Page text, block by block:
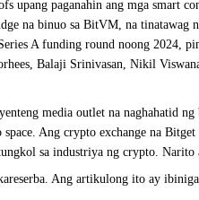
upang paganahin ang mga smart
na binuo sa BitVM, na
A funding round noong 2024,
Balaji Srinivasan, Nikil
media outlet na naghahatid
Ang crypto exchange na
sa industriya ng crypto.
Ang artikulong ito ay